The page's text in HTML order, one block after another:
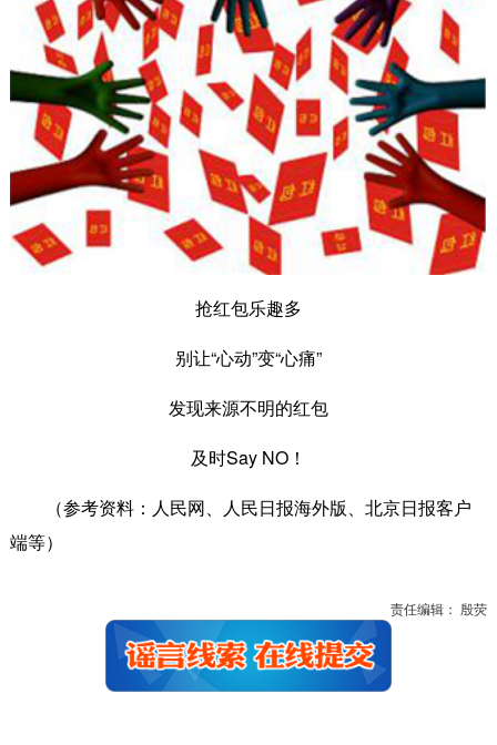
抢红包乐趣多
别让“心动”变“心痛”
发现来源不明的红包
及时Say NO！
（参考资料：人民网、人民日报海外版、北京日报客户
端等）
责任编辑： 殷荧